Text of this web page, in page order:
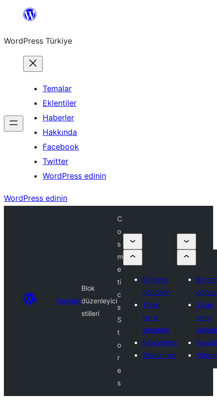
İçeriğe
WordPress Türkiye
Temalar
Eklentiler
Haberler
Hakkında
Facebook
Twitter
WordPress edinin
WordPress edinin
Temalar
Blok
düzenleyici
stilleri
C
o
s
m
e
ti
c
s
S
t
o
r
e
s
Bir tema
gönderin
Ticari
tema
şirketleri
Favorilerim
Oturum aç
Bir
Ticari
tema